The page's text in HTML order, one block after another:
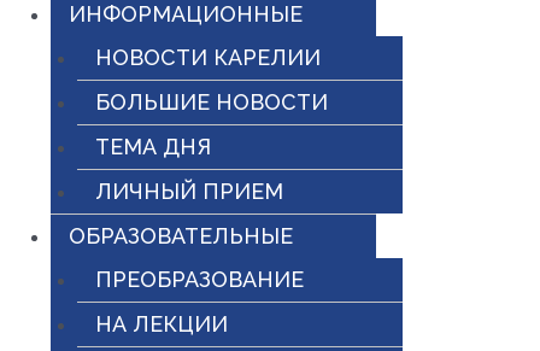
ИНФОРМАЦИОННЫЕ
НОВОСТИ КАРЕЛИИ
БОЛЬШИЕ НОВОСТИ
ТЕМА ДНЯ
ЛИЧНЫЙ ПРИЕМ
ОБРАЗОВАТЕЛЬНЫЕ
ПРЕОБРАЗОВАНИЕ
НА ЛЕКЦИИ